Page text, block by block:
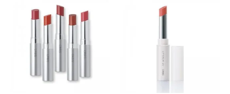
*1 ポーラ化成独自の（Ｃ１２－２
０）アルキルグルコシド（保湿）で
形成するミセルから、汚れをはね返
す水の膜をつくる技術が日本初
（2024年12月時点、J－GLOBALに
よる自社調べ）*2 オルビス内でか
*3 ポーラ化成独自の（Ｃ１２－２
成独自の（Ｃ１２－２０）アルキル
グルコシド（保湿）で形成するミセ
くる技術が日本初（2024年12月時
点、J－GLOBALによる自社調べ）
*2 オルビス内でかつてないオイル
クレンジングのこと*3 ポーラ化成
独自の（Ｃ１２－２０）アルキルグ
与え、湧き上がるようなハリ感を呼
び覚まします。ハリ膜がのび広が
り、肌表面にピン！としたハリ感を
与え、さらに疑似セラミド(*3)が角
層の隙間に浸透(*4)。夜のスキンケ
アの最後にプラスすることで乾燥に
よる小ジワを目立たなくし、ハリ感
みなぎる目元を目指します。*1 レ
ていることの根本原因に着目。加齢
とともに現れる年齢サイン(*5)につ
ない状態である「ハリのなさ」や、
ある「透明感のなさ」が現れること
で大人の肌印象に大きな影響を与え
ていることが分かりました。そこで
オルビスユー ドットシリーズは美